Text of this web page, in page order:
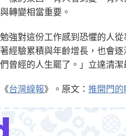
轉變相當重要。
勉強對這份工作感到恐懼的人
經驗累積與年齡增長，也會
曾經的人生罷了。」立達清潔
台灣線報》。原文： 推開門